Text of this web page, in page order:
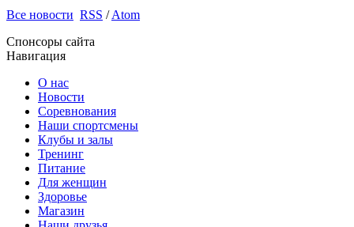
Все новости RSS /Atom
Спонсоры сайта
Навигация
О нас
Новости
Соревнования
Наши спортсмены
Клубы и залы
Тренинг
Питание
Для женщин
Здоровье
Магазин